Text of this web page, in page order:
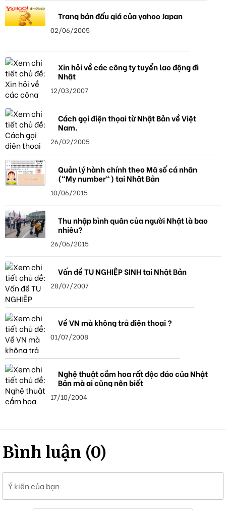
Trang bán đấu giá của yahoo Japan
02/06/2005
Xin hỏi về các công ty tuyển lao động đi
Nhật
12/03/2007
Cách gọi điện thọai từ Nhật Bản về Việt
Nam.
26/02/2005
Quản lý hành chính theo Mã số cá nhân
("My number") tại Nhật Bản
10/06/2015
Thu nhập bình quân của người Nhật là bao
nhiêu?
26/06/2015
Vấn đề TU NGHIỆP SINH tại Nhật Bản
28/07/2007
Về VN mà không trả điện thoại ?
01/07/2008
Nghệ thuật cắm hoa rất độc đáo của Nhật
Bản mà ai cũng nên biết
17/10/2004
Bình luận (0)
Ý kiến của bạn